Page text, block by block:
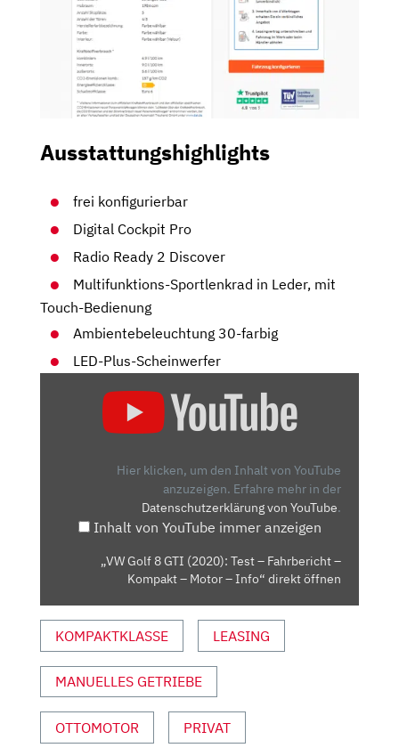
Ausstattungshighlights
frei konfigurierbar
Digital Cockpit Pro
Radio Ready 2 Discover
Multifunktions-Sportlenkrad in Leder, mit
Touch-Bedienung
Ambientebeleuchtung 30-farbig
LED-Plus-Scheinwerfer
FAHRBERICHT
MOTOR
VON
YOUTUBE
ANZEIGEN
Hier klicken, um den Inhalt von YouTube
anzuzeigen. Erfahre mehr in der
Datenschutzerklärung von YouTube.
Inhalt von YouTube immer anzeigen
„VW Golf 8 GTI (2020): Test – Fahrbericht –
Kompakt – Motor – Info“ direkt öffnen
KOMPAKTKLASSE LEASING
MANUELLES GETRIEBE
OTTOMOTOR PRIVAT